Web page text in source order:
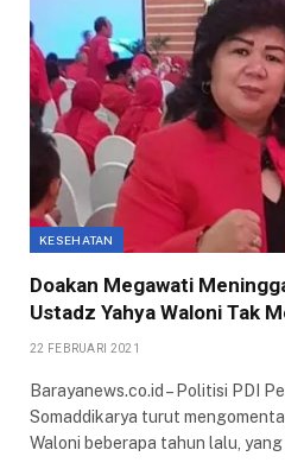
KESEHATAN
Doakan Megawati
Ustadz Yahya Waloni Tak
22 FEBRUARI 2021
Barayanews.co.id – Politisi PDI
Somaddikarya turut
Waloni beberapa tahun lalu,